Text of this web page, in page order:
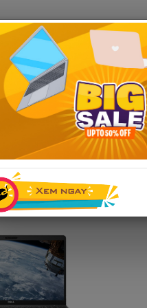
LAPTOP CŨ